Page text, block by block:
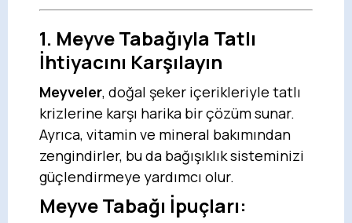
1. Meyve Tabağıyla Tatlı
İhtiyacını Karşılayın
Meyveler, doğal şeker içerikleriyle tatlı
krizlerine karşı harika bir çözüm sunar.
Ayrıca, vitamin ve mineral bakımından
zengindirler, bu da bağışıklık sisteminizi
güçlendirmeye yardımcı olur.
Meyve Tabağı İpuçları: